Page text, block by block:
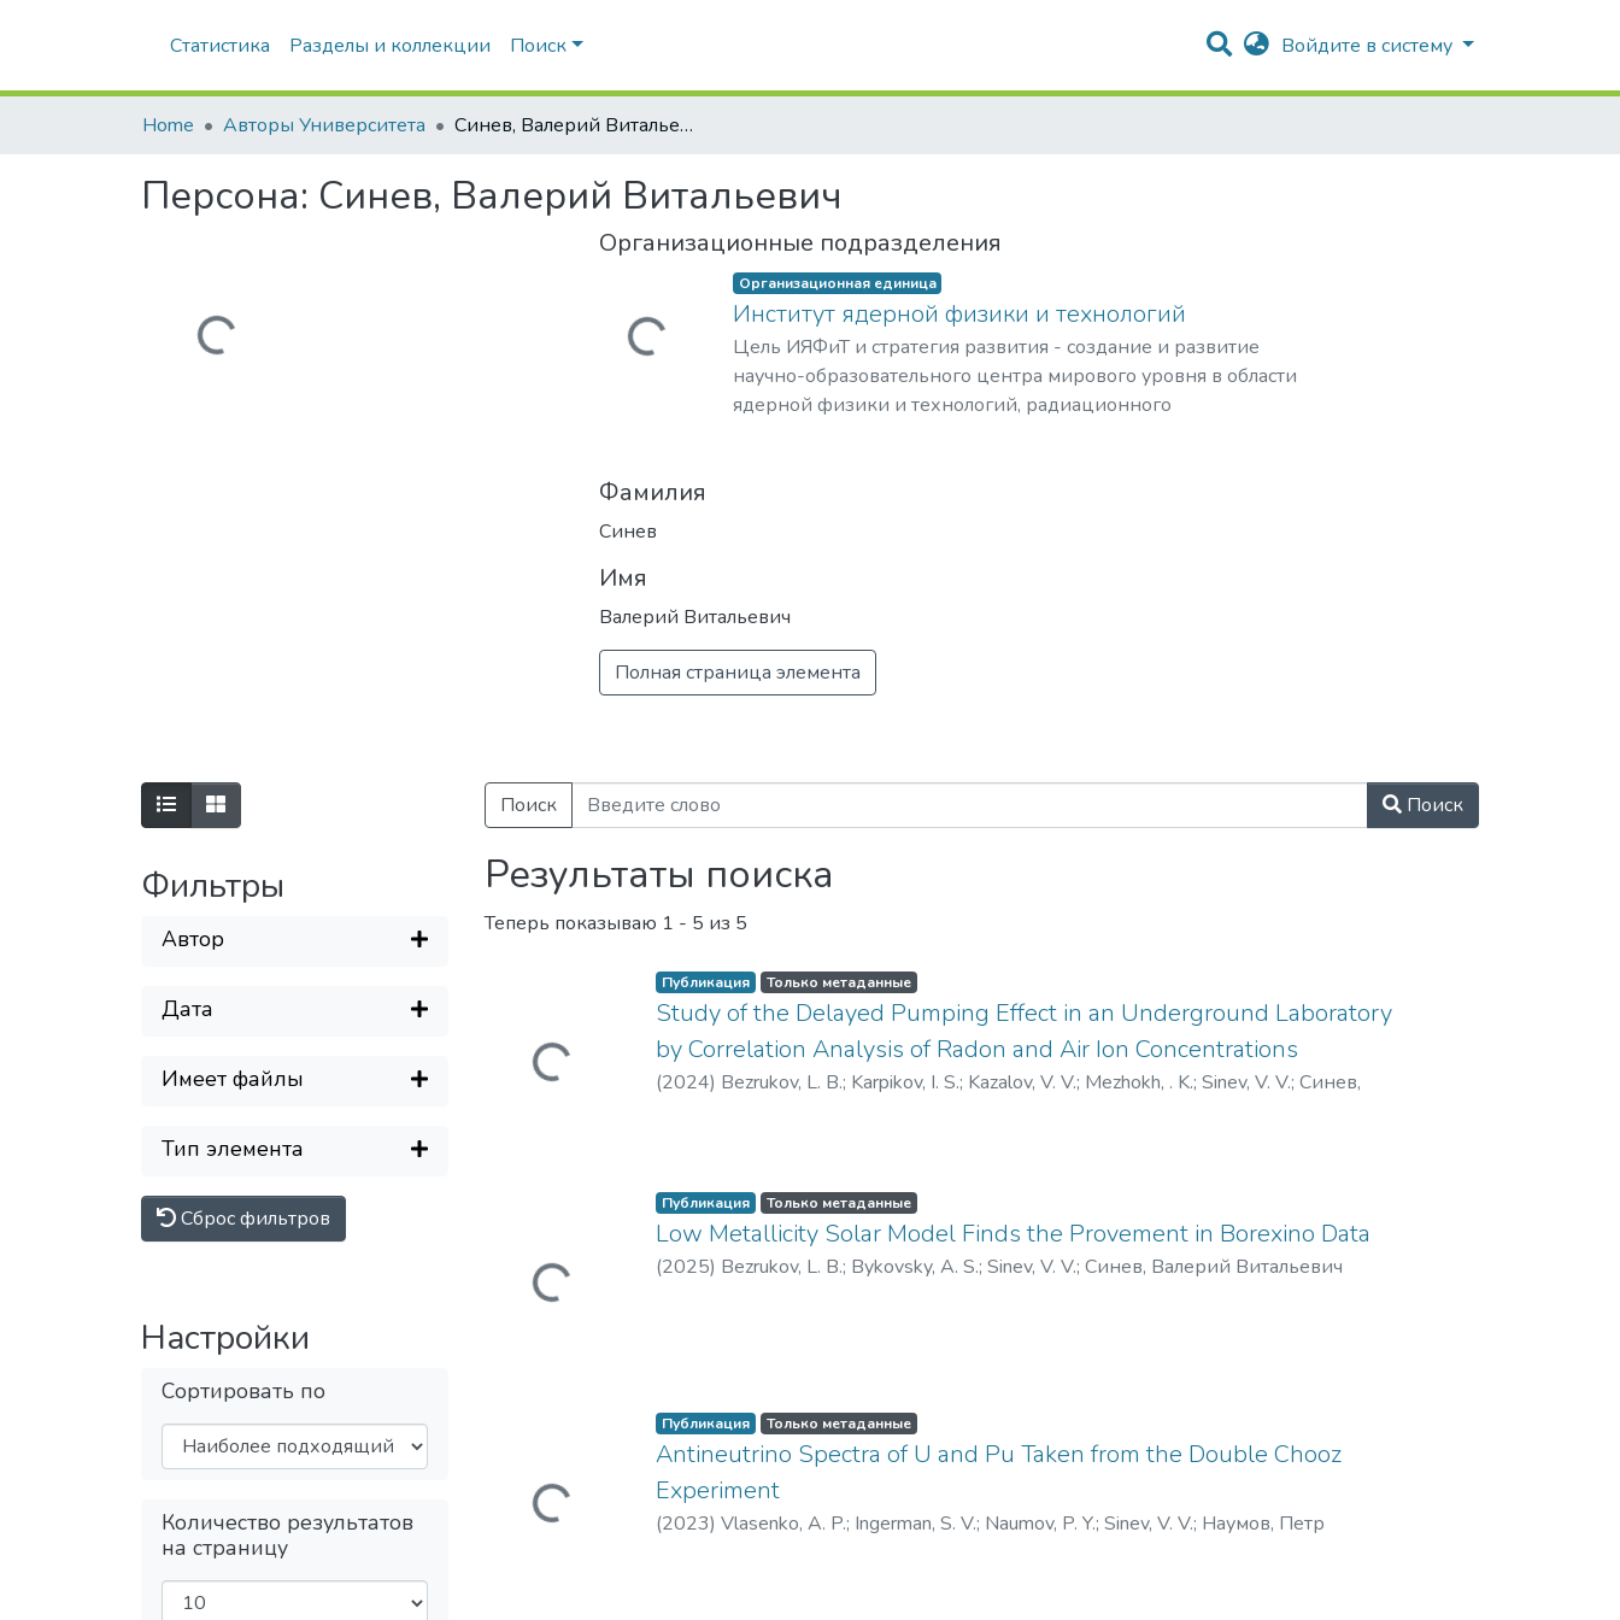
Статистика Разделы и коллекции Поиск Войдите в систему
Home Авторы Университета Синев, Валерий Витальевич
Персона: Синев, Валерий Витальевич
Загружается...
Организационные подразделения
Загружается...
Организационная единица
Институт ядерной физики и технологий
Цель ИЯФиТ и стратегия развития - создание и развитие
научно-образовательного центра мирового уровня в области
ядерной физики и технологий, радиационного
Фамилия
Синев
Имя
Валерий Витальевич
Полная страница элемента
Фильтры
Автор
Дата
Имеет файлы
Тип элемента
Сброс фильтров
Настройки
Сортировать по
Количество результатов
на страницу
Поиск Поиск
Результаты поиска
Теперь показываю 1 - 5 из 5
Загружается...
Публикация Только метаданные
Study of the Delayed Pumping Effect in an Underground Laboratory
by Correlation Analysis of Radon and Air Ion Concentrations
(2024) Bezrukov, L. B.; Karpikov, I. S.; Kazalov, V. V.; Mezhokh, . K.;Sinev, V. V.;Синев,
Загружается...
Публикация Только метаданные
Low Metallicity Solar Model Finds the Provement in Borexino Data
(2025) Bezrukov, L. B.; Bykovsky, A. S.;Sinev, V. V.;Синев, Валерий Витальевич
Загружается...
Публикация Только метаданные
Antineutrino Spectra of U and Pu Taken from the Double Chooz
Experiment
(2023)Vlasenko, A. P.; Ingerman, S. V.; Naumov, P. Y.;Sinev, V. V.; Наумов, Петр